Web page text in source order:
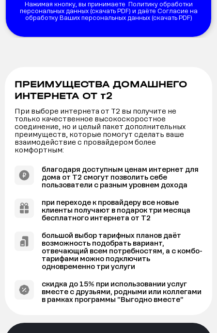
Нажимая кнопку, вы принимаете Политику обработки
персональных данных (скачать PDF) и даёте Согласие на
обработку Ваших персональных данных (скачать PDF)
ПРЕИМУЩЕСТВА ДОМАШНЕГО
ИНТЕРНЕТА ОТ т2
При выборе интернета от Т2 вы получите не
только качественное высокоскоростное
соединение, но и целый пакет дополнительных
преимуществ, которые помогут сделать ваше
взаимодействие с провайдером более
комфортным:
благодаря доступным ценам интернет для
дома от Т2 смогут позволить себе
пользователи с разным уровнем дохода
при переходе к провайдеру все новые
клиенты получают в подарок три месяца
бесплатного интернета от Т2
большой выбор тарифных планов даёт
возможность подобрать вариант,
отвечающий всем потребностям, а с комбо-
тарифами можно подключить
одновременно три услуги
скидка до 15% при использовании услуг
вместе с друзьями, родными или коллегами
в рамках программы “Выгодно вместе”